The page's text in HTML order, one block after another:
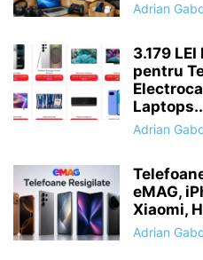
Adrian
3.179
pentru
Adrian
eMAG,
Xiaomi,
Adrian